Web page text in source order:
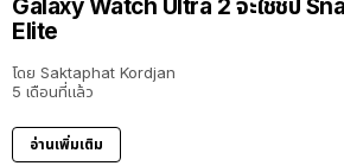
Galaxy Watch Ultra 2 จะใช้ชิป
Elite
โดย Saktaphat Kordjan
5 เดือนที่แล้ว
อ่านเพิ่มเติม